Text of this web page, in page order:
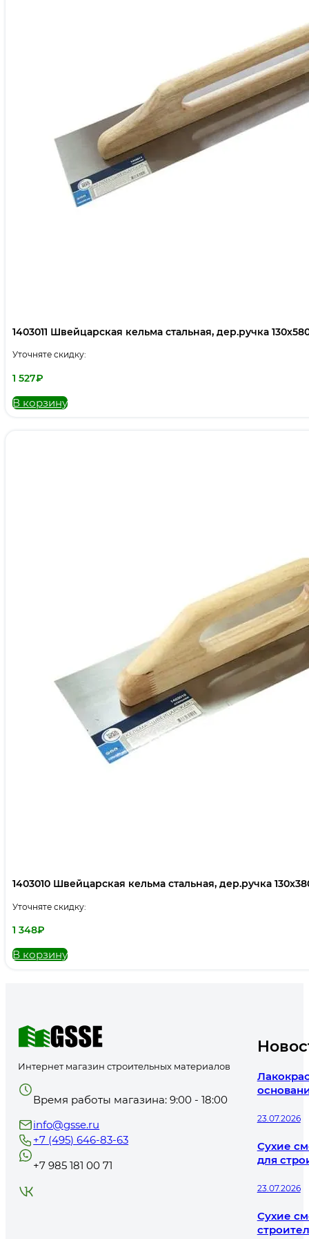
1403011 Швейцарская кельма стальная, дер.ручка
Уточняте скидку:
1 527₽
В корзину
1403010 Швейцарская кельма стальная, дер.ручка
Уточняте скидку:
1 348₽
В корзину
Интернет магазин строительных материалов
Время работы магазина: 9:00 - 18:00
info@gsse.ru
+7 (495) 646-83-63
+7 985 181 00 71
23.07.2026
Сухие
для
23.07.2026
Сухие